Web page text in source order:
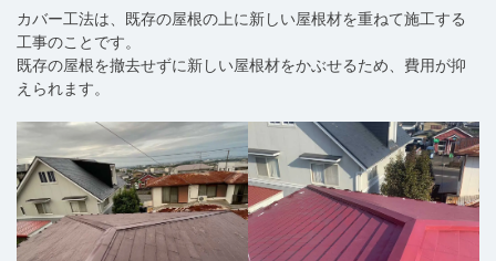
カバー工法は、既存の屋根の上に新しい屋根材を重ねて施工する
工事のことです。
既存の屋根を撤去せずに新しい屋根材をかぶせるため、費用が抑
えられます。